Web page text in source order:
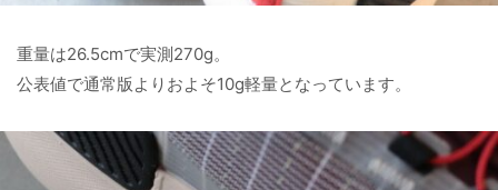
重量は26.5cmで実測270g。
公表値で通常版よりおよそ10g軽量となっています。